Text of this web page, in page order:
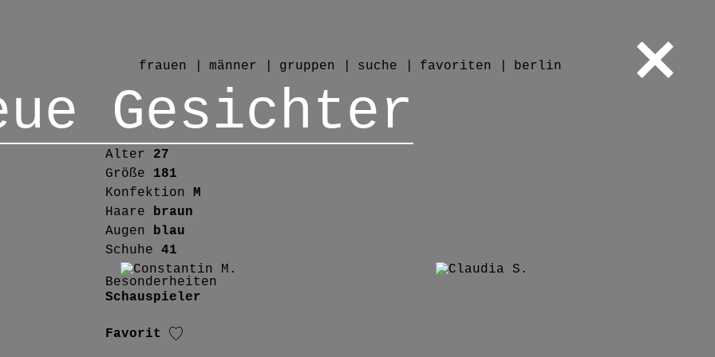
frauen männer gruppen suche favoriten berlin
Alter 27
Größe 181
Konfektion
M
Haare
braun
Augen
blau
Schuhe 41
Besonderheiten
Schauspieler
Favorit
Gesichter